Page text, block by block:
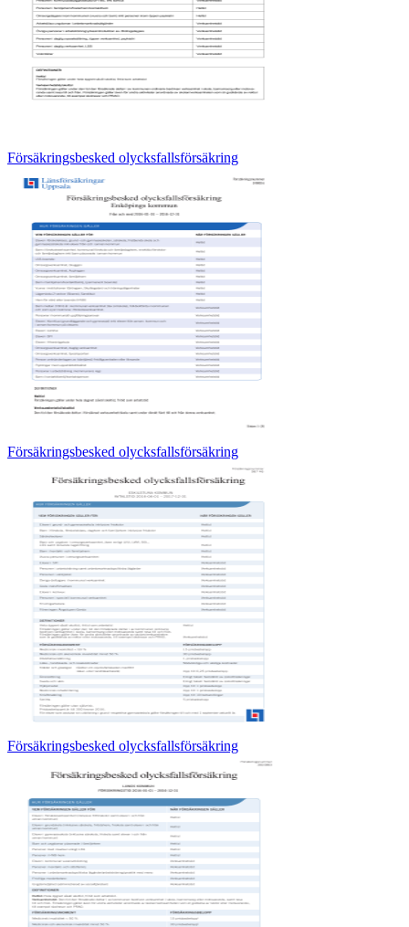
Försäkringsbesked olycksfallsförsäkring
Försäkringsbesked olycksfallsförsäkring
Försäkringsbesked olycksfallsförsäkring